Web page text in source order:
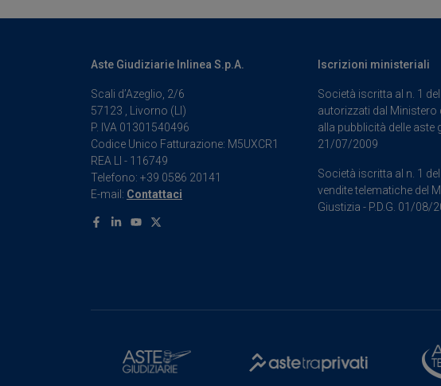
che hanno raccolto dal suo utilizzo dei loro
Aste Giudiziarie Inlinea S.p.A.
Scali d’Azeglio, 2/6
57123 , Livorno (LI)
P. IVA 01301540496
Codice Unico Fatturazione: M5UXCR1
REA LI - 116749
Telefono: +39 0586 20141
E-mail: Contattaci
Facebook
LinkedinYoutube
X
Iscrizioni ministeriali
Società iscritta al n. 1
autorizzati dal Ministero
alla pubblicità delle aste
21/07/2009
Società iscritta al n. 1
vendite telematiche del
Giustizia - P.D.G. 01/08/